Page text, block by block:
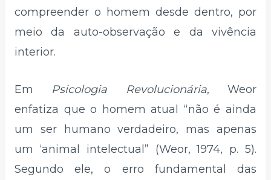
compreender o homem desde dentro, por
meio da auto-observação e da vivência
interior.
Em Psicologia Revolucionária, Weor
enfatiza que o homem atual “não é ainda
um ser humano verdadeiro, mas apenas
um ‘animal intelectual” (Weor, 1974, p. 5).
Segundo ele, o erro fundamental das